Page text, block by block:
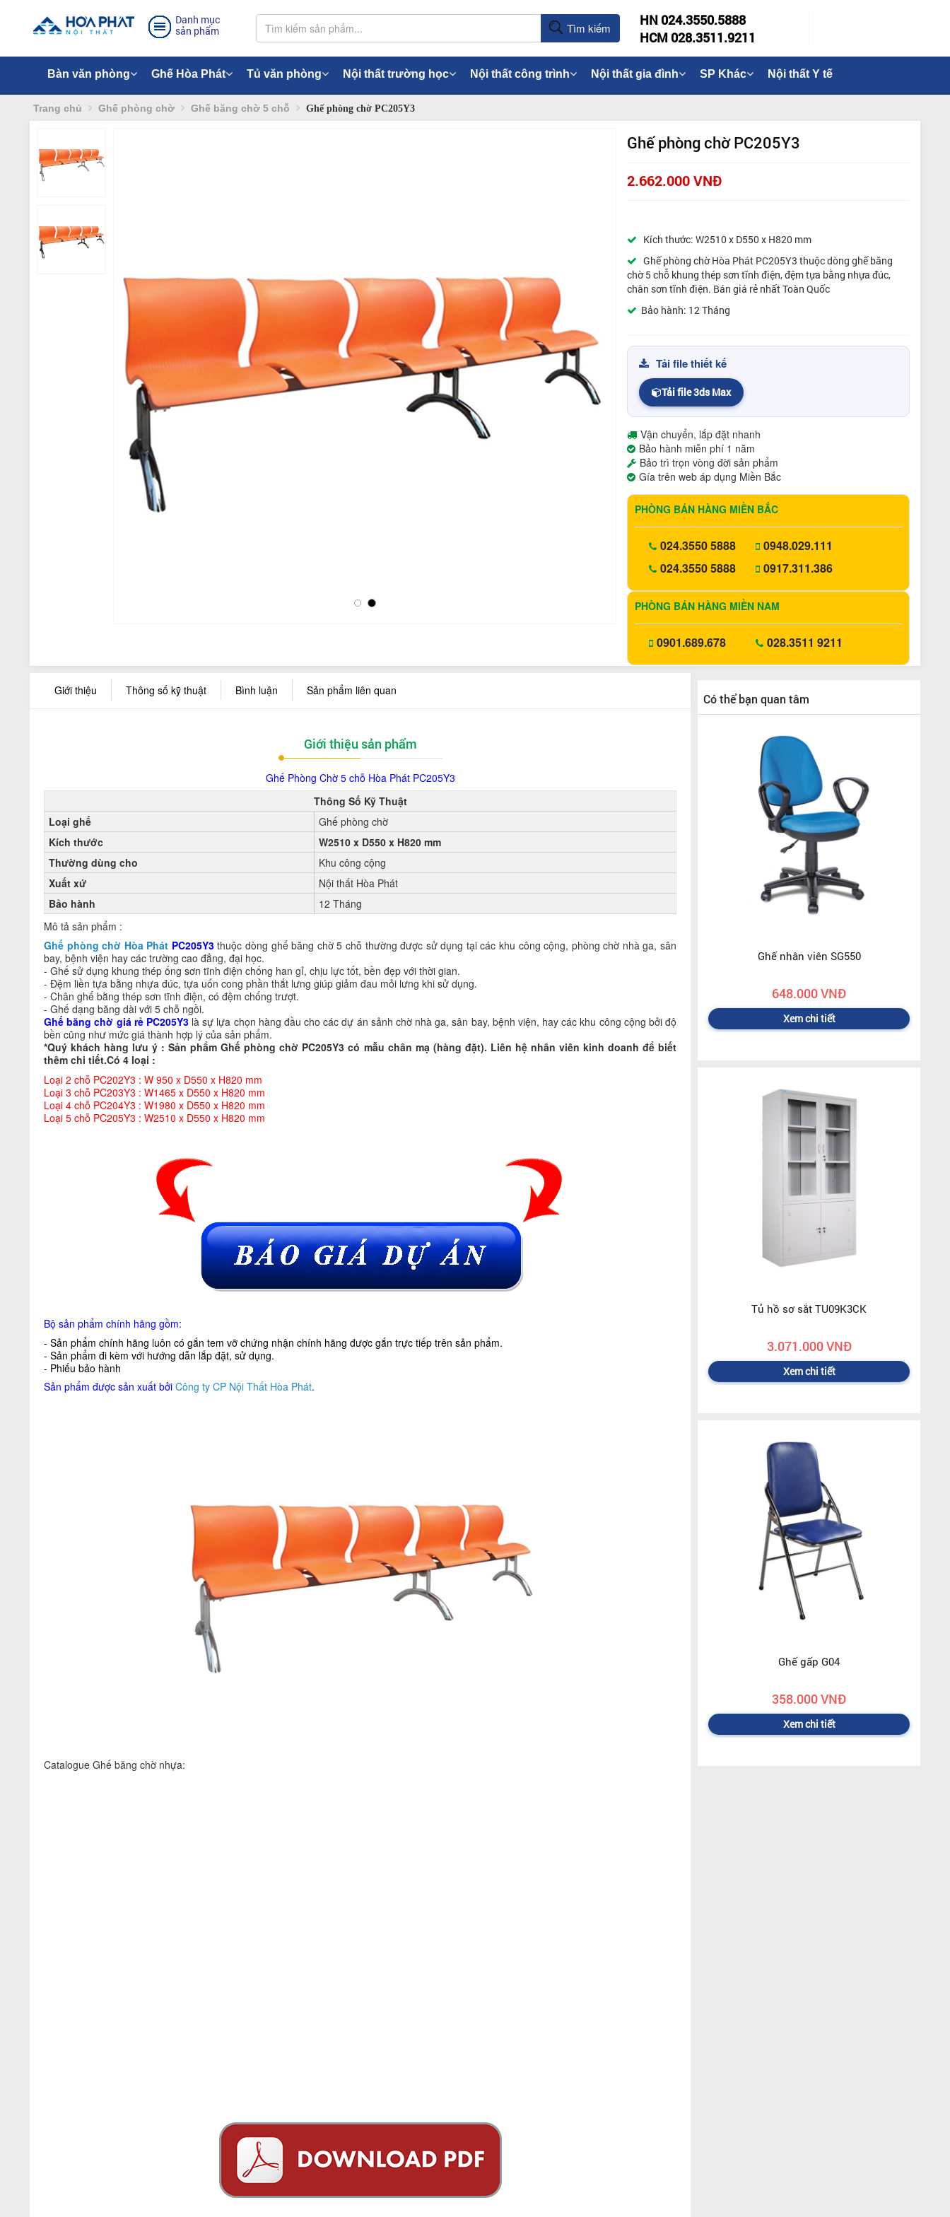
Danh mục
sản phẩm
Tìm kiếm
HN 024.3550.5888
HCM 028.3511.9211
Bàn văn phòng Ghế Hòa Phát Tủ văn phòng Nội thất trường học Nội thất công trình Nội thất gia đình SP Khác Nội thất Y tế
Trang chủ Ghế phòng chờ Ghế băng chờ 5 chỗ Ghế phòng chờ PC205Y3
Ghế phòng chờ PC205Y3
2.662.000 VNĐ
Kích thước: W2510 x D550 x H820 mm
Ghế phòng chờ Hòa Phát PC205Y3 thuộc dòng ghế băng
chờ 5 chỗ khung thép sơn tĩnh điện, đệm tựa bằng nhựa đúc,
chân sơn tĩnh điện. Bán giá rẻ nhất Toàn Quốc
Bảo hành: 12 Tháng
Tải file thiết kế
Tải file 3ds Max
Vận chuyển, lắp đặt nhanh
Bảo hành miễn phí 1 năm
Bảo trì trọn vòng đời sản phẩm
Gía trên web áp dụng Miền Bắc
PHÒNG BÁN HÀNG MIỀN BẮC
024.3550 5888
024.3550 5888
0948.029.111
0917.311.386
PHÒNG BÁN HÀNG MIỀN NAM
0901.689.678 028.3511 9211
Giới thiệu Thông số kỹ thuật Bình luận Sản phẩm liên quan
Giới thiệu sản phẩm
Ghế Phòng Chờ 5 chỗ Hòa PhátPC205Y3
Thông Số Kỹ Thuật
Loại ghế
Ghế phòng chờ
Kích thước
W2510 x D550 x H820 mm
Thường dùng cho
Khu công cộng
Xuất xứ
Nội thất Hòa Phát
Bảo hành
12 Tháng
Mô tả sản phẩm :
Ghế phòng chờ Hòa Phát PC205Y3thuộc dòng ghế băng chờ 5 chỗ thường được sử dụng tại các khu công cộng, phòng chờ nhà ga, sân
bay, bệnh viện hay các trường cao đẳng, đại học.
- Ghế sử dụng khung thép ống sơn tĩnh điện chống han gỉ, chịu lực tốt, bền đẹp với thời gian.
- Đệm liền tựa bằng nhựa đúc, tựa uốn cong phần thắt lưng giúp giảm đau mỏi lưng khi sử dụng.
- Chân ghế bằng thép sơn tĩnh điện, có đệm chống trượt.
- Ghế dạng băng dài với 5 chỗ ngồi.
Ghế băng chờ giá rẻPC205Y3 là sự lựa chọn hàng đầu cho các dự án sảnh chờ nhà ga, sân bay, bệnh viện, hay các khu công cộng bởi độ
bền cũng như mức giá thành hợp lý của sản phẩm.
*Quý khách hàng lưu ý : Sản phẩm Ghế phòng chờ PC205Y3 có mẫu chân mạ (hàng đặt). Liên hệ nhân viên kinh doanh để biết
thêm chi tiết.Có 4 loại :
Loại 2 chỗ PC202Y3 : W 950 x D550 x H820 mm
Loại 3 chỗ PC203Y3 : W1465 x D550 x H820 mm
Loại 4 chỗ PC204Y3 : W1980 x D550 x H820 mm
Loại 5 chỗ PC205Y3 : W2510 x D550 x H820 mm
Bộ sản phẩm chính hãng gồm:
- Sản phẩm chính hãng luôn có gắn tem vỡ chứng nhận chính hãng được gắn trực tiếp trên sản phẩm.
- Sản phẩm đi kèm với hướng dẫn lắp đặt, sử dụng.
- Phiếu bảo hành
Sản phẩm được sản xuất bởi Công ty CP Nội Thất Hòa Phát.
Catalogue Ghế băng chờ nhựa:
Có thể bạn quan tâm
Ghế nhân viên SG550
648.000 VNĐ
Xem chi tiết
Tủ hồ sơ sắt TU09K3CK
3.071.000 VNĐ
Xem chi tiết
Ghế gấp G04
358.000 VNĐ
Xem chi tiết